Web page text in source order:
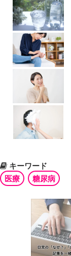
キーワード
医療
糖尿病